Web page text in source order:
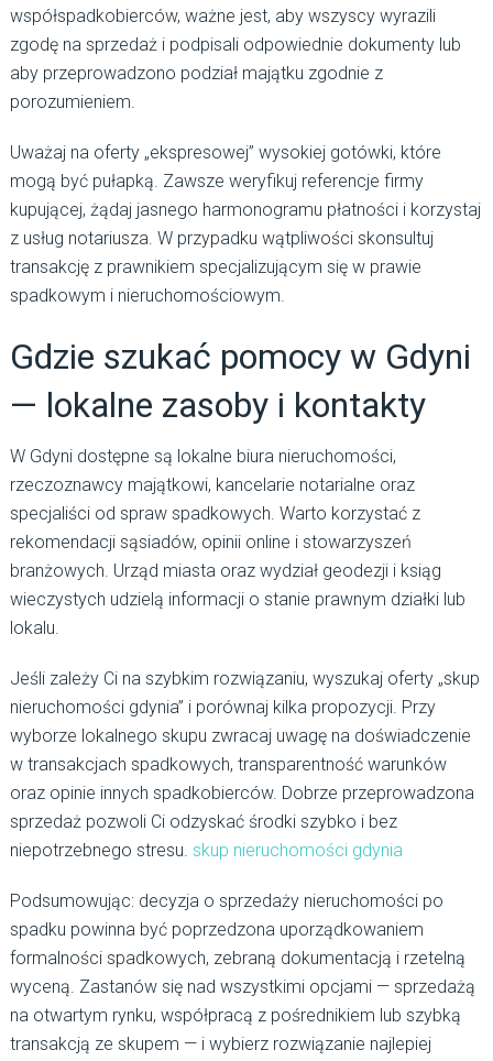
współspadkobierców, ważne jest, aby wszyscy wyrazili
zgodę na sprzedaż i podpisali odpowiednie dokumenty lub
aby przeprowadzono podział majątku zgodnie z
porozumieniem.
Uważaj na oferty „ekspresowej” wysokiej gotówki, które
mogą być pułapką. Zawsze weryfikuj referencje firmy
kupującej, żądaj jasnego harmonogramu płatności i korzystaj
z usług notariusza. W przypadku wątpliwości skonsultuj
transakcję z prawnikiem specjalizującym się w prawie
spadkowym i nieruchomościowym.
Gdzie szukać pomocy w Gdyni
— lokalne zasoby i kontakty
W Gdyni dostępne są lokalne biura nieruchomości,
rzeczoznawcy majątkowi, kancelarie notarialne oraz
specjaliści od spraw spadkowych. Warto korzystać z
rekomendacji sąsiadów, opinii online i stowarzyszeń
branżowych. Urząd miasta oraz wydział geodezji i ksiąg
wieczystych udzielą informacji o stanie prawnym działki lub
lokalu.
Jeśli zależy Ci na szybkim rozwiązaniu, wyszukaj oferty „skup
nieruchomości gdynia” i porównaj kilka propozycji. Przy
wyborze lokalnego skupu zwracaj uwagę na doświadczenie
w transakcjach spadkowych, transparentność warunków
oraz opinie innych spadkobierców. Dobrze przeprowadzona
sprzedaż pozwoli Ci odzyskać środki szybko i bez
niepotrzebnego stresu. skup nieruchomości gdynia
Podsumowując: decyzja o sprzedaży nieruchomości po
spadku powinna być poprzedzona uporządkowaniem
formalności spadkowych, zebraną dokumentacją i rzetelną
wyceną. Zastanów się nad wszystkimi opcjami — sprzedażą
na otwartym rynku, współpracą z pośrednikiem lub szybką
transakcją ze skupem — i wybierz rozwiązanie najlepiej